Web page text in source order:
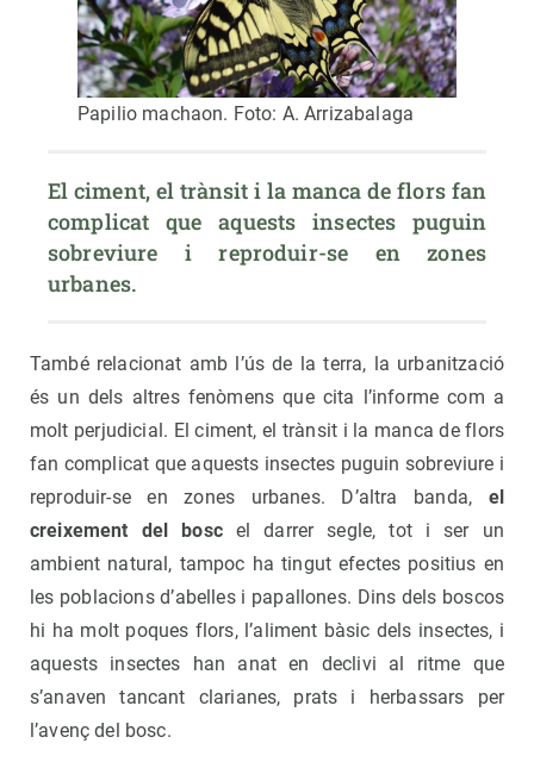
Papilio machaon. Foto: A. Arrizabalaga
El ciment, el trànsit i la manca de flors fan
complicat que aquests insectes puguin
sobreviure i reproduir-se en zones
urbanes.
També relacionat amb l’ús de la terra, la urbanització
és un dels altres fenòmens que cita l’informe com a
molt perjudicial. El ciment, el trànsit i la manca de flors
fan complicat que aquests insectes puguin sobreviure i
reproduir-se en zones urbanes. D’altra banda, el
creixement del boscel darrer segle, tot i ser un
ambient natural, tampoc ha tingut efectes positius en
les poblacions d’abelles i papallones. Dins dels boscos
hi ha molt poques flors, l’aliment bàsic dels insectes, i
aquests insectes han anat en declivi al ritme que
s’anaven tancant clarianes, prats i herbassars per
l’avenç del bosc.